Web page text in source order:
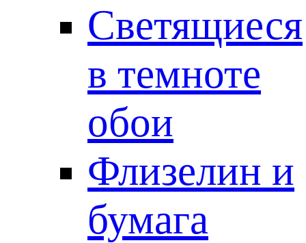
Светящиеся
в темноте
обои
Флизелин и
бумага